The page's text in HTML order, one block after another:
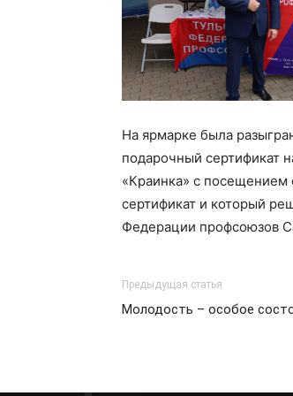
На ярмарке была
подарочный сертификат
«Краинка» с посещением
сертификат и который
Федерации профсоюзов
Предыдущая статья
Молодость – особое